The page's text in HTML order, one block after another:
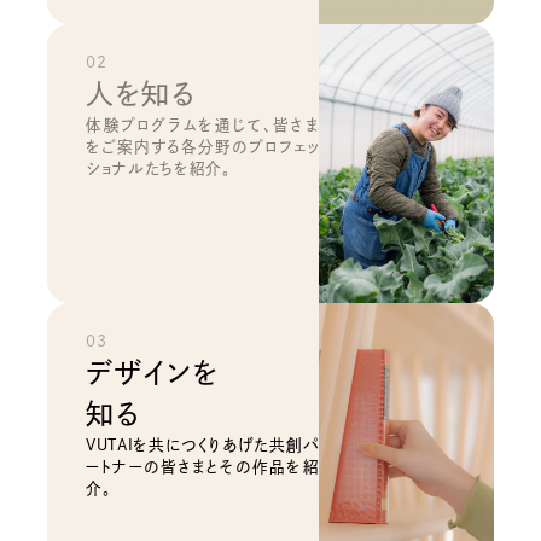
02
人を知る
体験プログラムを通じて、皆さま
をご案内する各分野のプロフェッ
ショナルたちを紹介。
03
デザインを
知る
VUTAIを共につくりあげた共創パ
ートナーの皆さまとその作品を紹
介。